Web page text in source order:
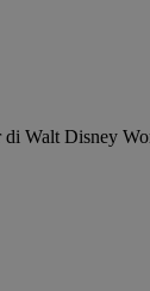
Walt Disney